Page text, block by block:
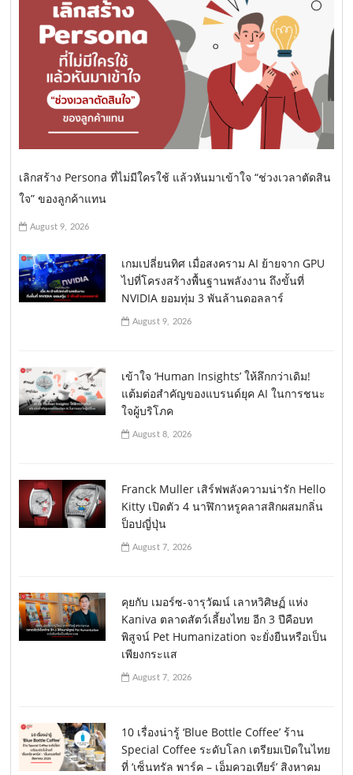
เลิกสร้าง Persona ที่ไม่มีใครใช้ แล้วหันมาเข้าใจ “ช่วงเวลาตัดสิน
ใจ” ของลูกค้าแทน
August 9, 2026
เกมเปลี่ยนทิศ เมื่อสงคราม AI ย้ายจาก GPU
ไปที่โครงสร้างพื้นฐานพลังงาน ถึงขั้นที่
NVIDIA ยอมทุ่ม 3 พันล้านดอลลาร์
August 9, 2026
เข้าใจ ‘Human Insights’ ให้ลึกกว่าเดิม!
แต้มต่อสำคัญของแบรนด์ยุค AI ในการชนะ
ใจผู้บริโภค
August 8, 2026
Franck Muller เสิร์ฟพลังความน่ารัก Hello
Kitty เปิดตัว 4 นาฬิกาหรูคลาสสิกผสมกลิ่น
ป็อปญี่ปุ่น
August 7, 2026
คุยกับ เมอร์ซ-จารุวัฒน์ เลาหวิศิษฏ์ แห่ง
Kaniva ตลาดสัตว์เลี้ยงไทย อีก 3 ปีคือบท
พิสูจน์ Pet Humanization จะยั่งยืนหรือเป็น
เพียงกระแส
August 7, 2026
10 เรื่องน่ารู้ ‘Blue Bottle Coffee’ ร้าน
Special Coffee ระดับโลก เตรียมเปิดในไทย
ที่ ‘เซ็นทรัล พาร์ค – เอ็มควอเทียร์’ สิงหาคม